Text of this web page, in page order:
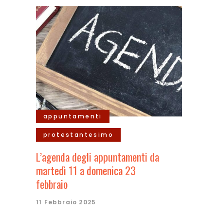
appuntamenti
protestantesimo
L’agenda degli appuntamenti da
martedì 11 a domenica 23
febbraio
11 Febbraio 2025